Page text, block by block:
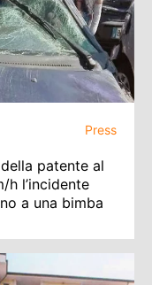
Press
patente al
h l’incidente
a una bimba